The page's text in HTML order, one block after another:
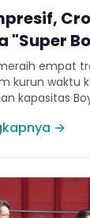
"Super
empat
kurun waktu
kapasitas
di kancah
→